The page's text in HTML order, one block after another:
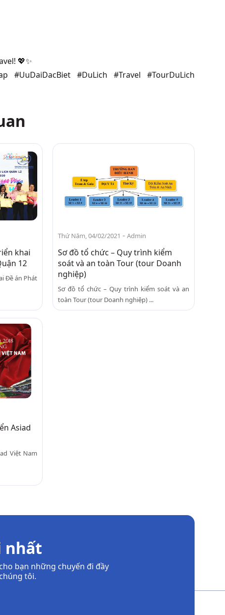
💖✨
#UuDaiDacBiet #DuLich #Travel #TourDuLich
khai
12
Đề án Phát
Thứ Năm, 04/02/2021 - Admin
Sơ đồ tổ chức – Quy trình kiểm
soát và an toàn Tour (tour Doanh
nghiệp)
Sơ đồ tổ chức – Quy trình kiểm soát và an
toàn Tour (tour Doanh nghiệp) ...
Asiad
Việt Nam
nhất
bạn những chuyến đi đầy
tôi.